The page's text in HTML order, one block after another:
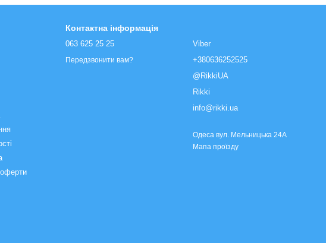
оферти
Контактна інформація
063 625 25 25
Передзвонити вам?
Viber
+380636252525
@RikkiUA
Rikki
info@rikki.ua
Одеса вул. Мельницька 24А
Мапа проїзду